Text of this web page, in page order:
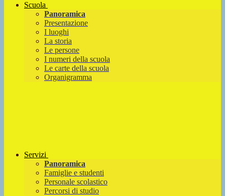
Scuola
Panoramica
Presentazione
I luoghi
La storia
Le persone
I numeri della scuola
Le carte della scuola
Organigramma
Servizi
Panoramica
Famiglie e studenti
Personale scolastico
Percorsi di studio